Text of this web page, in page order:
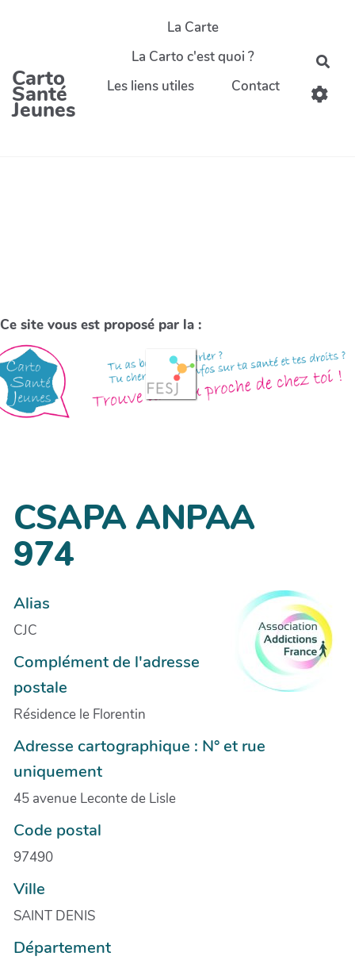
Carto
Santé
Jeunes
La Carte
La Carto c'est quoi ?
Les liens utiles
Contact
Ce site vous est proposé par la :
CSAPA ANPAA
974
Alias
CJC
Complément de l'adresse
postale
Résidence le Florentin
Adresse cartographique : N° et rue
uniquement
45 avenue Leconte de Lisle
Code postal
97490
Ville
SAINT DENIS
Département